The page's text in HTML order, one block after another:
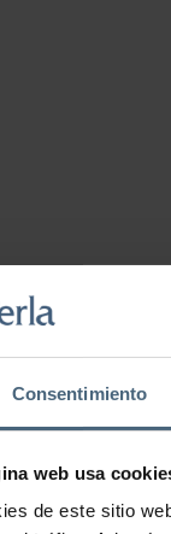
Consentimiento
web usa
de este sitio